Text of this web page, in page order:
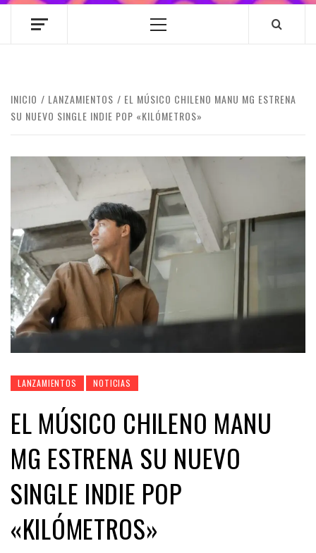
Menú
INICIO LANZAMIENTOS
EL MÚSICO CHILENO MANU MG ESTRENA
SU NUEVO SINGLE INDIE POP «KILÓMETROS»
LANZAMIENTOS NOTICIAS
EL MÚSICO CHILENO MANU
MG ESTRENA SU NUEVO
SINGLE INDIE POP
«KILÓMETROS»